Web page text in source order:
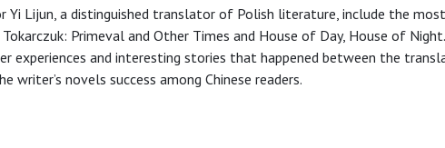
Yi Lijun, a distinguished translator of Polish literature, include the
Primeval and Other Times and House of Day, House of
experiences and interesting stories that happened between the
novels success among Chinese readers.